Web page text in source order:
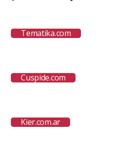
Tematika.com
Cuspide.com
Kier.com.ar